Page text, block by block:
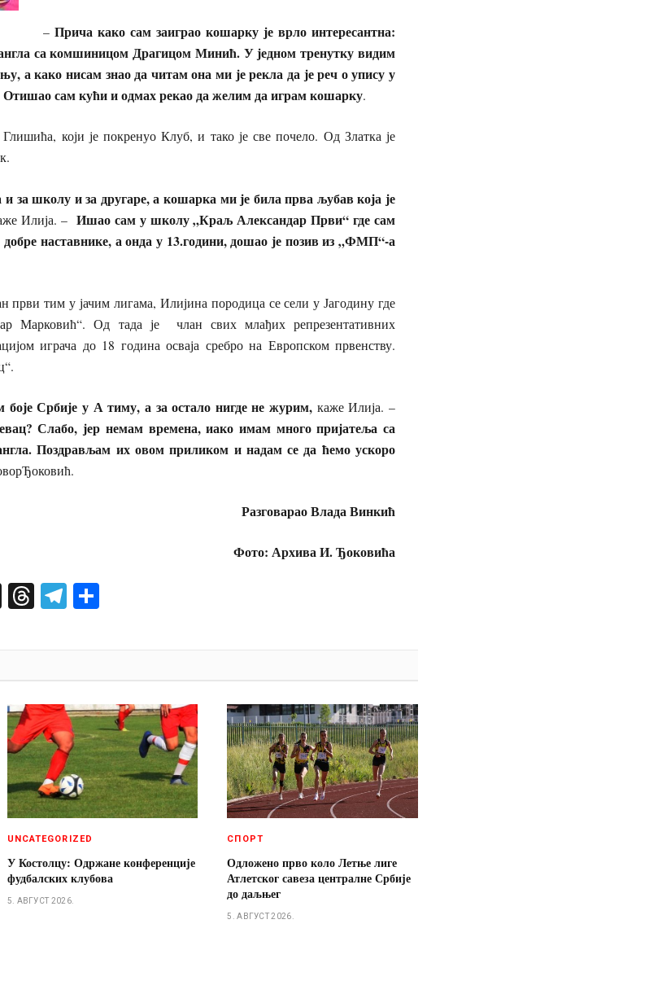
– Прича како сам заиграо кошарку је врло интересантна:
ла сакомшиницом Драгицом Минић. У једном тренуткувидим
акако нисам знао да читам она ми јерекла да јереч оупису у
Отишаосамкући и одмах рекао да желимда играмкошарку.
који је покренуо Клуб, и тако је све почело. Од Златка је
за школу и за другаре,а кошарка ми је била прва љубав која је
Илија. – Ишао сам у школу„Краљ АлександарПрви“ где сам
наставнике, аонда у 13.години, дошао је позив из „ФМП“-а
први тим у јачим лигама, Илијина породица се сели у Јагодину где
Марковић“. Од тада је члан свих млађих репрезентативних
играча до 18 година осваја сребро на Европском првенству.
боје Србије у А тиму, а за остало нигде не журим, каже Илија. –
Слабо, јер немам времена, иако имам много пријатеља са
Поздрављам их овом приликом и надам се да ћемо ускоро
Разговарао Влада Винкић
Фото: Архива И. Ђоковића
X ThreadsTelegram
UNCATEGORIZED
У Костолцу: Одржане конференције
фудбалских клубова
5. АВГУСТ 2026.
СПОРТ
Одложено прво коло Летње лиге
Атлетског савеза централне Србије
до даљњег
5. АВГУСТ 2026.